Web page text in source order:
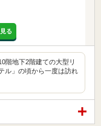
る
階地下2階建ての大型リ
ル」の頃から一度は訪れ